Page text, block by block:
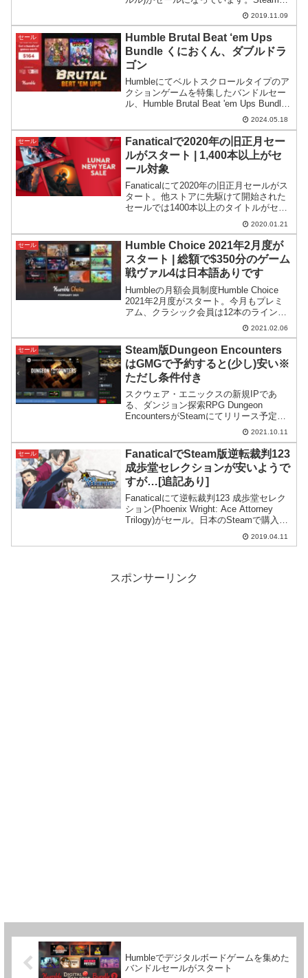
購入するよりも安いですが、3本まとめて
購入する場合、ちょっと複雑になってき
ます。
2019.11.09
セール
Humble Brutal Beat ‘em Ups
Bundle くにおくん、ダブルドラ
ゴン
Humbleにてベルトスクロールタイプのア
クションゲームを特集したバンドルセー
ル、Humble Brutal Beat 'em Ups Bundle
がスタート。くにおくんやダブルドラゴ
ンが好きだった方にオススメです。
2024.05.18
セール
Fanaticalで2020年の旧正月セー
ルがスタート | 1,400本以上がセ
ール対象
Fanaticalにて2020年の旧正月セールがス
タート。他ストアに先駆けて開始された
セールでは1400本以上のタイトルがセー
2020.01.21
セール
Humble Choice 2021年2月度が
スタート | 総額で$350分のゲーム
戦ヴァル4は日本語ありです
Humbleの月額会員制度Humble Choice
2021年2月度がスタート。今月もプレミ
アム、クラシック会員は12本のラインナ
ップ全てがもらえる設定となっていま
す。戦場のヴァルキュリア4には日本語が
あります。
2021.02.06
セール
Steam版Dungeon Encounters
はGMGで予約すると(少し)安い※
ただし条件付き
スクウェア・エニックスの新規IPであ
る、ダンジョン探索RPG Dungeon
EncountersがSteamにてリリース予定。
Green Man GamingではSteamより安く予
約する方法があるので紹介してみます。
2021.10.11
セール
FanaticalでSteam版逆転裁判123
成歩堂セレクションが安いようで
すが…[追記あり]
Fanaticalにて逆転裁判123 成歩堂セレク
ション(Phoenix Wright: Ace Attorney
Trilogy)がセール。日本のSteamで購入す
るよりも安い価格設定になっています。
2019.04.11
スポンサーリンク
Humbleでデジタルボードゲームを集めた
バンドルセールがスタート